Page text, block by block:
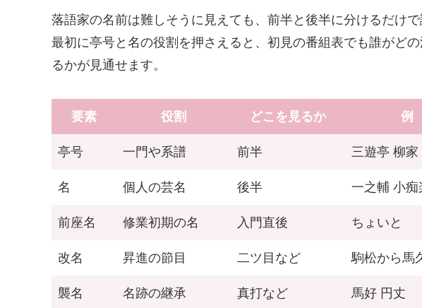
落語家の名前は難しそうに見えても、前半と後半に分けるだけ
最初に亭号と名の役割を押さえると、初見の番組表でも誰がど
るかが見通せます。
要素 役割 どこを見るか 例
亭号 一門や系譜 前半 三遊亭 柳家
名 個人の芸名 後半 一之輔 小痴
前座名 修業初期の名 入門直後 ちょいと
改名 昇進の節目 二ツ目など 駒松から馬
襲名 名跡の継承 真打など 馬好 円丈